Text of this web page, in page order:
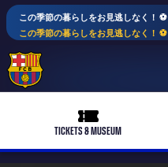
この季節の暮らしをお見逃しなく！ ⚽️
この季節の暮らしをお見逃しなく！ ⚽️
ticket-full
TICKETS & MUSEUM